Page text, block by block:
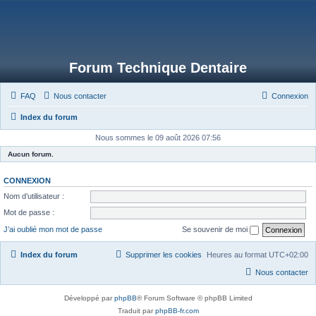
Forum Technique Dentaire
FAQ Nous contacter Connexion
Index du forum
Nous sommes le 09 août 2026 07:56
Aucun forum.
CONNEXION
Nom d’utilisateur :
Mot de passe :
J’ai oublié mon mot de passe
Se souvenir de moi
Index du forum Heures au format UTC+02:00
Supprimer les cookies
Nous contacter
Développé parphpBB® Forum Software © phpBB Limited
Traduit parphpBB-fr.com